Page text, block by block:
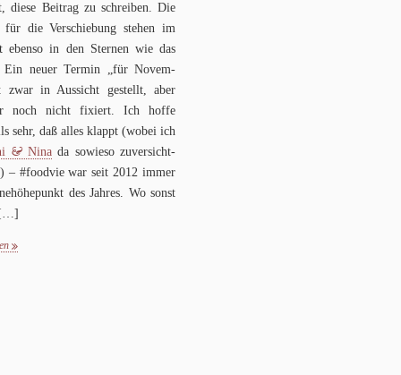
diese Bei­trag zu schrei­ben. Die
für die Ver­schie­bung ste­hen im
ebenso in den Ster­nen wie das
Ein neuer Ter­min „für Novem­
zwar in Aus­sicht gestellt, aber
noch nicht fixiert. Ich hoffe
sehr, daß alles klappt (wobei ich
&Nina da sowieso zuver­sicht­
– #food­vie war seit2012 immer
des Jah­res. Wo sonst
[…]